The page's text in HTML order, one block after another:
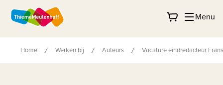
Menu
Home Werken bij Auteurs Vacature eindredacteur